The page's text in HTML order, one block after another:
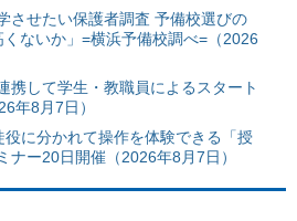
させたい保護者調査 予備校選びの
ないか」=横浜予備校調べ=（2026
携して学生・教職員によるスタート
年8月7日）
に分かれて操作を体験できる「授
ナー20日開催（2026年8月7日）